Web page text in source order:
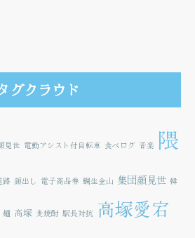
グクラウド
見世 電動アシスト付自転車 食べログ 音楽 隈
路 顔出し 電子商品券 鯛生金山 集団顔見世 韓
麺 高塚 麦焼酎 駅長対抗 高塚愛宕